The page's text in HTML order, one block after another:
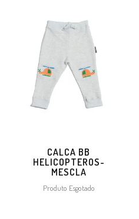
CALCA BB
HELICOPTEROS-
MESCLA
Produto Esgotado